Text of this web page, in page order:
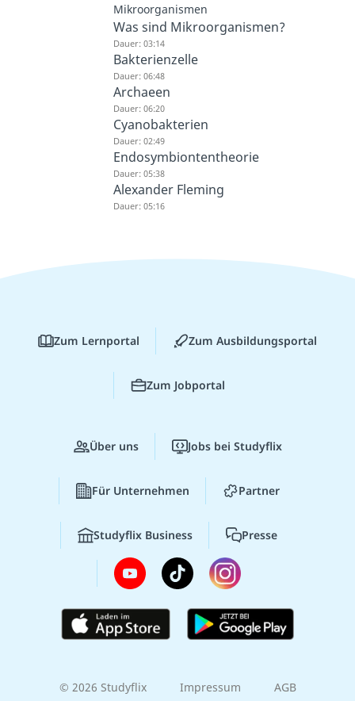
Mikroorganismen
Was sind Mikroorganismen?
Dauer: 03:14
Bakterienzelle
Dauer: 06:48
Archaeen
Dauer: 06:20
Cyanobakterien
Dauer: 02:49
Endosymbiontentheorie
Dauer: 05:38
Alexander Fleming
Dauer: 05:16
Zum Lernportal Zum Ausbildungsportal
Zum Jobportal
Über uns Jobs bei Studyflix
Für Unternehmen Partner
Studyflix Business Presse
© 2026 Studyflix Impressum AGB